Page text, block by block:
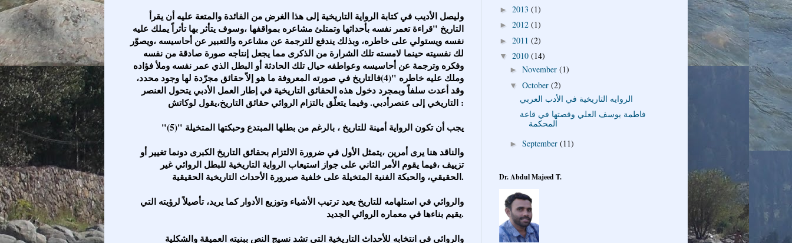
التاريخ "قراءة تعمر نفسه بأحداثها وتمتلئ مشاعره بمواقفها ،وسوف يتأثر بها تأثراً يملك عليه
نفسه ويستولي على خاطره، وبذلك يندفع للترجمة عن مشاعره والتعبير عن أحاسيسه ،ويصوّر
لك نفسيته حينما لامسته تلك الشرارة من الذكرى مما يجعل إنتاجه صورة صادقة من نفسه
وفكره وترجمة عن أحاسيسه وعواطفه حيال تلك الحادثة أو البطل الذي عمر نفسه وملأ فؤاده
وملك عليه خاطره "(4)فالتاريخ في صورته المعروفة ما هو إلاّ حقائق مجرّدة لها وجود محدد،
وقد أعدت سلفاً وبمجرد دخول هذه الحقائق التاريخية في إطار العمل الأدبي يتحول العنصر
التاريخي إلى عنصرأدبي. وفيما يتعلّق بالتزام الروائي حقائق التاريخ،يقول لوكاتش :
"يجب أن تكون الرواية أمينة للتاريخ ، بالرغم من بطلها المبتدع وحبكتها المتخيلة "(5)
تزييف ،فيما يقوم الأمر الثاني على جواز استيعاب الرواية التاريخية للبطل الروائي غير
الحقيقي، والحبكة الفنية المتخيلة على خلفية صيرورة الأحداث التاريخية الحقيقية.
يقيم بناءها في معماره الروائي الجديد.
► 2013 (1)
► 2012 (1)
► 2011 (2)
▼ 2010 (14)
► November (1)
▼ October (2)
الروايه التاريخية في الأدب العربي
فاطمة يوسف العلي وقصتها في قاعة
المحكمة
► September (11)
Dr. Abdul Majeed T.